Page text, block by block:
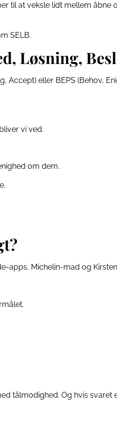
til at veksle lidt mellem åbne
SELB.
Løsning,
Accept) eller BEPS (Behov,
vi ved.
om dem.
apps, Michelin-mad og
tålmodighed. Og hvis svaret